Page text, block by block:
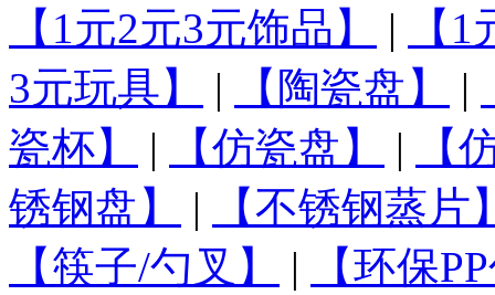
【1元2元3元饰品】
|
【
3元玩具】
| 【陶瓷盘】 |
瓷杯】
| 【仿瓷盘】 |
【
锈钢盘】
|
【不锈钢蒸片
【筷子/勺叉】
|
【环保